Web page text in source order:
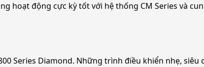
hoạt động cực kỳ tốt với hệ thống CM Series và
Series Diamond. Những trình điều khiển nhẹ, siêu